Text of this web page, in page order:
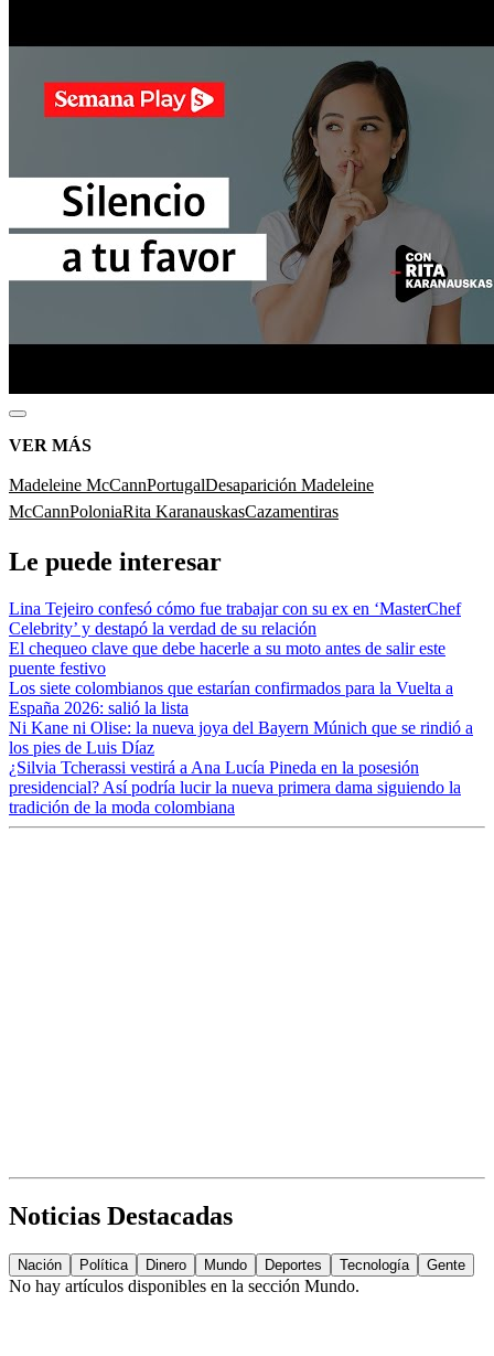
VER MÁS
Madeleine McCannPortugalDesaparición Madeleine
McCannPoloniaRita KaranauskasCazamentiras
Le puede interesar
Lina Tejeiro confesó cómo fue trabajar con su ex en ‘MasterChef
Celebrity’ y destapó la verdad de su relación
El chequeo clave que debe hacerle a su moto antes de salir este
puente festivo
Los siete colombianos que estarían confirmados para la Vuelta a
España 2026: salió la lista
Ni Kane ni Olise: la nueva joya del Bayern Múnich que se rindió a
los pies de Luis Díaz
¿Silvia Tcherassi vestirá a Ana Lucía Pineda en la posesión
presidencial? Así podría lucir la nueva primera dama siguiendo la
tradición de la moda colombiana
Noticias Destacadas
Nación Política Dinero Mundo Deportes Tecnología Gente
No hay artículos disponibles en la sección Mundo.